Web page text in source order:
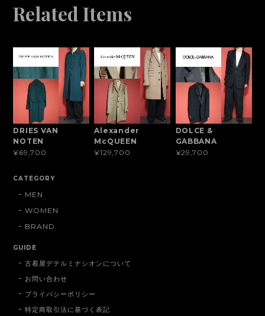
Related Items
DRIES VAN
NOTEN
¥69,700
Alexander
McQUEEN
¥129,700
DOLCE &
GABBANA
¥29,700
CATEGORY
MEN
WOMEN
BRAND
GUIDE
古着屋デテルミナシオンについて
お問い合わせ
プライバシーポリシー
特定商取引法に基づく表記